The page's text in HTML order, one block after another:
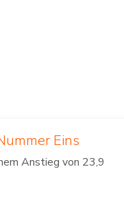
Eins
Anstieg von 23,9